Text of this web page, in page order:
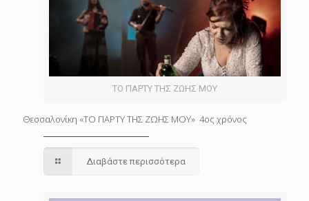
ΤΟ ΠΑΡΤΥ ΤΗΣ ΖΩΗΣ ΜΟΥ
Θεσσαλονίκη «ΤΟ ΠΑΡΤΥ ΤΗΣ ΖΩΗΣ ΜΟΥ» 4ος χρόνος
Διαβάστε περισσότερα